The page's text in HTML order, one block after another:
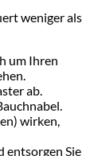
weniger als
um Ihren
ab.
wirken,
entsorgen Sie